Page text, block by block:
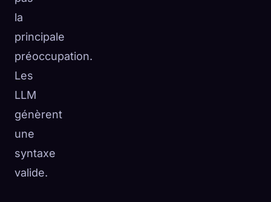
la
principale
préoccupation.
Les
LLM
génèrent
une
syntaxe
valide.